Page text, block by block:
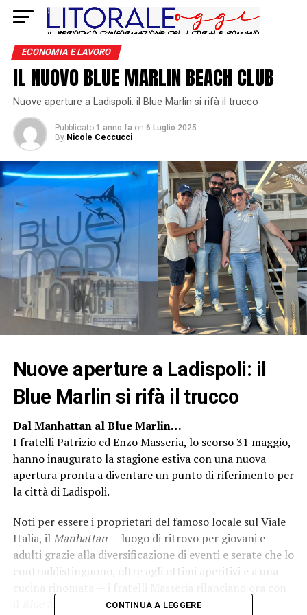
ECONOMIA E LAVORO
IL NUOVO BLUE MARLIN BEACH CLUB
Nuove aperture a Ladispoli: il Blue Marlin si rifà il trucco
Pubblicato 1 anno fa on 6 Luglio 2025
By Nicole Ceccucci
Nuove aperture a Ladispoli: il
Blue Marlin si rifà il trucco
Dal Manhattan al Blue Marlin…
I fratelli Patrizio ed Enzo Masseria, lo scorso 31 maggio,
hanno inaugurato la stagione estiva con una nuova
apertura pronta a diventare un punto di riferimento per
la città di Ladispoli.
Noti per essere i proprietari del famoso locale sul Viale
Italia, ilManhattan— luogo di ritrovo per giovani e
adulti grazie alla diversificazione di eventi e serate che lo
contraddistinguono, oltre agli ottimi aperitivi e a una
, uno stabilimento completamente
CONTINUA A LEGGERE